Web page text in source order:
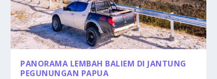
PANORAMA LEMBAH BALIEM DI JANTUNG
PEGUNUNGAN PAPUA